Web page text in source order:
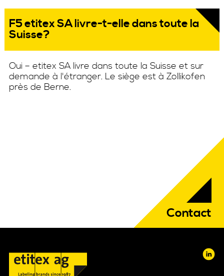
F5 etitex SA livre-t-elle dans toute la
Suisse?
Oui – etitex SA livre dans toute la Suisse et sur
demande à l'étranger. Le siège est à Zollikofen
près de Berne.
Contact